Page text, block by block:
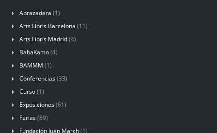
Abrazadera (1)
Arts Libris Barcelona (11)
Arts Libris Madrid(4)
BabaKamo(4)
BAMMM (1)
Conferencias (33)
Curso(1)
Exposiciones (61)
Ferias (89)
Fundación Juan March(1)